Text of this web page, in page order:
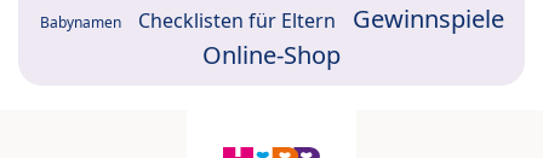
Babynamen Checklisten für Eltern
Gewinnspiele
Online-Shop